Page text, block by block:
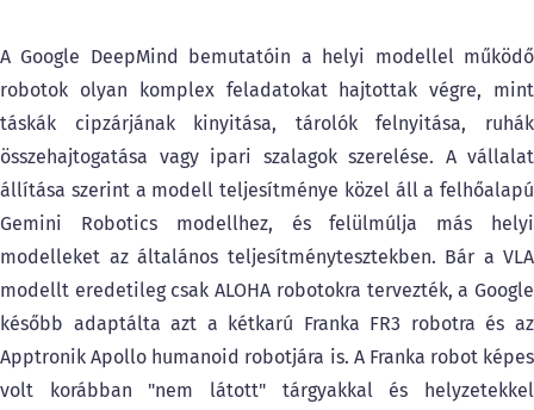
A Google DeepMind bemutatóin a helyi modellel működő
robotok olyan komplex feladatokat hajtottak végre, mint
táskák cipzárjának kinyitása, tárolók felnyitása, ruhák
összehajtogatása vagy ipari szalagok szerelése. A vállalat
állítása szerint a modell teljesítménye közel áll a felhőalapú
Gemini Robotics modellhez, és felülmúlja más helyi
modelleket az általános teljesítménytesztekben. Bár a VLA
modellt eredetileg csak ALOHA robotokra tervezték, a Google
később adaptálta azt a kétkarú Franka FR3 robotra és az
Apptronik Apollo humanoid robotjára is. A Franka robot képes
volt korábban "nem látott" tárgyakkal és helyzetekkel